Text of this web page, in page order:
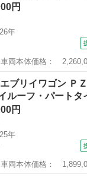
円
年
ブリイワゴン ■ グ
実質年率３．９％／
イ
ブリイワゴン Ｐ
ルーフ・パートタ
円
年